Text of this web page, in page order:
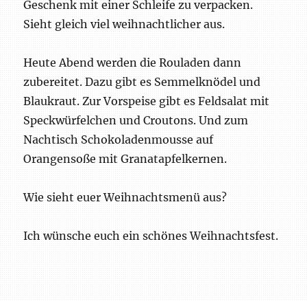
Geschenk mit einer Schleife zu verpacken.
Sieht gleich viel weihnachtlicher aus.
Heute Abend werden die Rouladen dann
zubereitet. Dazu gibt es Semmelknödel und
Blaukraut. Zur Vorspeise gibt es Feldsalat mit
Speckwürfelchen und Croutons. Und zum
Nachtisch Schokoladenmousse auf
Orangensoße mit Granatapfelkernen.
Wie sieht euer Weihnachtsmenü aus?
Ich wünsche euch ein schönes Weihnachtsfest.